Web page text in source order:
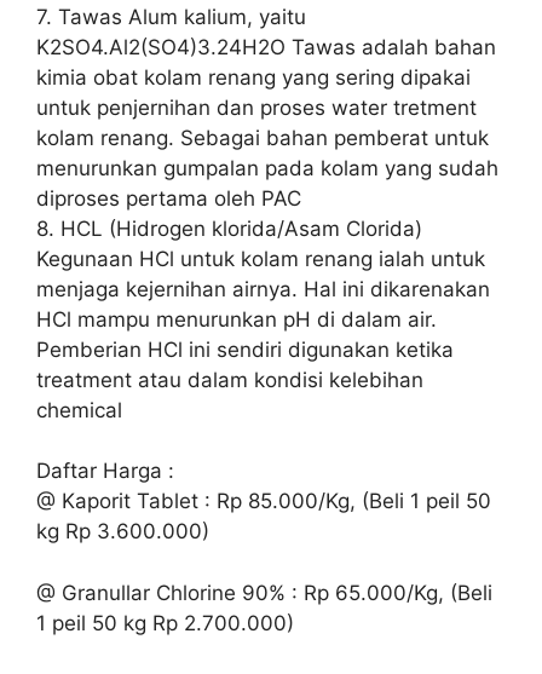
7. Tawas Alum kalium, yaitu
K2SO4.Al2(SO4)3.24H2O Tawas adalah bahan
kimia obat kolam renang yang sering dipakai
untuk penjernihan dan proses water tretment
kolam renang. Sebagai bahan pemberat untuk
menurunkan gumpalan pada kolam yang sudah
diproses pertama oleh PAC
8. HCL (Hidrogen klorida/Asam Clorida)
Kegunaan HCl untuk kolam renang ialah untuk
menjaga kejernihan airnya. Hal ini dikarenakan
HCl mampu menurunkan pH di dalam air.
Pemberian HCl ini sendiri digunakan ketika
treatment atau dalam kondisi kelebihan
chemical
Daftar Harga :
@ Kaporit Tablet : Rp 85.000/Kg, (Beli 1 peil 50
kg Rp 3.600.000)
@ Granullar Chlorine 90% : Rp 65.000/Kg, (Beli
1 peil 50 kg Rp 2.700.000)